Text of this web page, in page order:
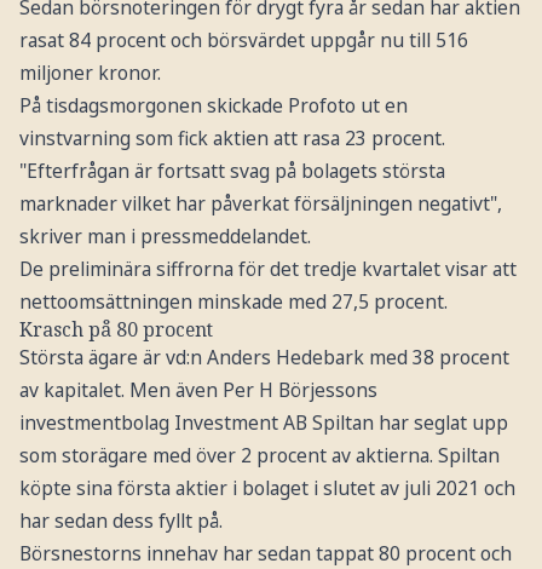
Sedan börsnoteringen för drygt fyra år sedan har aktien
rasat 84 procent och börsvärdet uppgår nu till 516
miljoner kronor.
På tisdagsmorgonen skickade Profoto ut en
vinstvarning som fick aktien att rasa 23 procent.
"Efterfrågan är fortsatt svag på bolagets största
marknader vilket har påverkat försäljningen negativt",
skriver man i pressmeddelandet.
De preliminära siffrorna för det tredje kvartalet visar att
nettoomsättningen minskade med 27,5 procent.
Krasch på 80 procent
Största ägare är vd:n Anders Hedebark med 38 procent
av kapitalet. Men även Per H Börjessons
investmentbolag Investment AB Spiltan har seglat upp
som storägare med över 2 procent av aktierna. Spiltan
köpte sina första aktier i bolaget i slutet av juli 2021 och
har sedan dess fyllt på.
Börsnestorns innehav har sedan tappat 80 procent och